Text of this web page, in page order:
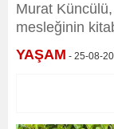
Murat
mesleğinin
YAŞAM - 25-08-